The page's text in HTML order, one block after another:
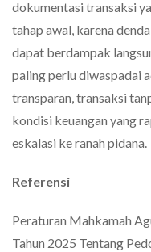
dokumentasi transaksi
tahap awal, karena
dapat berdampak
paling perlu diwaspadai
transparan, transaksi
kondisi keuangan yang
eskalasi ke ranah pidana.
Referensi
Peraturan Mahkamah
Tahun 2025 Tentang